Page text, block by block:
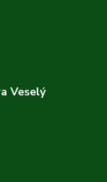
Veselý